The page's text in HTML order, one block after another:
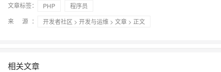
文章标签： PHP
程序员
来 源：
开发者社区 > 开发与运维 > 文章 > 正文
相关文章